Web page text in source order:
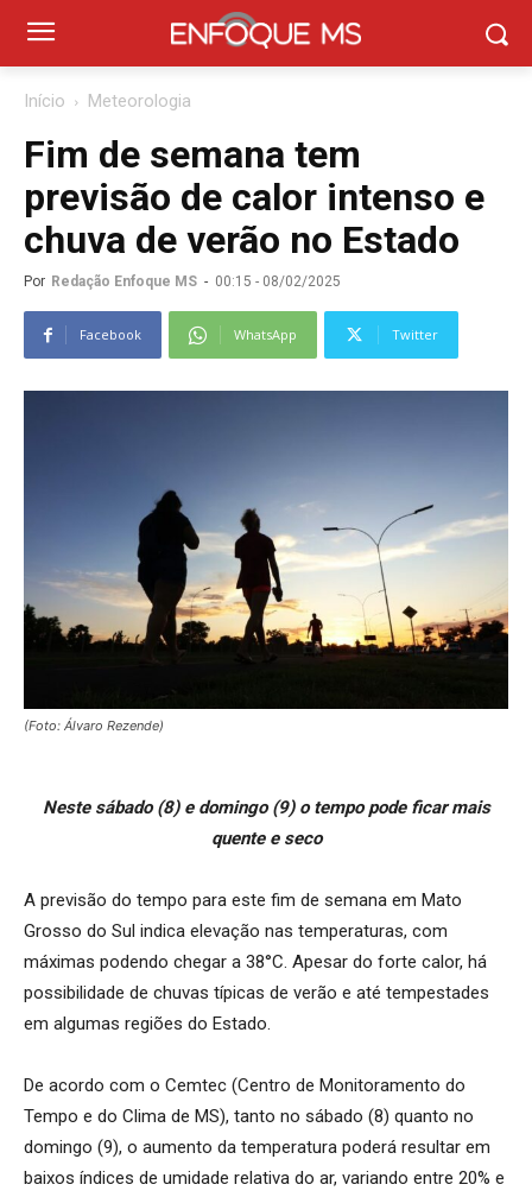
Início Meteorologia
Fim de semana tem
previsão de calor intenso e
chuva de verão no Estado
Por Redação Enfoque MS - 00:15 - 08/02/2025
Facebook WhatsApp Twitter
(Foto: Álvaro Rezende)
Neste sábado (8) e domingo (9) o tempo pode ficar mais
quente e seco
A previsão do tempo para este fim de semana em Mato
Grosso do Sul indica elevação nas temperaturas, com
máximas podendo chegar a 38°C. Apesar do forte calor, há
possibilidade de chuvas típicas de verão e até tempestades
em algumas regiões do Estado.
De acordo com o Cemtec (Centro de Monitoramento do
Tempo e do Clima de MS), tanto no sábado (8) quanto no
domingo (9), o aumento da temperatura poderá resultar em
baixos índices de umidade relativa do ar, variando entre 20% e